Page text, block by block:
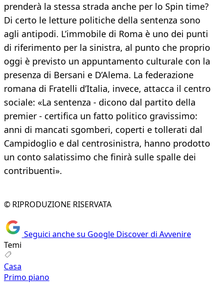
prenderà la stessa strada anche per lo Spin time?
Di certo le letture politiche della sentenza sono
agli antipodi. L’immobile di Roma è uno dei punti
di riferimento per la sinistra, al punto che proprio
oggi è previsto un appuntamento culturale con la
presenza di Bersani e D’Alema. La federazione
romana di Fratelli d’Italia, invece, attacca il centro
sociale: «La sentenza - dicono dal partito della
premier - certifica un fatto politico gravissimo:
anni di mancati sgomberi, coperti e tollerati dal
Campidoglio e dal centrosinistra, hanno prodotto
un conto salatissimo che finirà sulle spalle dei
contribuenti».
© RIPRODUZIONE RISERVATA
Seguici anche su Google Discover di Avvenire
Temi
Casa
Primo piano